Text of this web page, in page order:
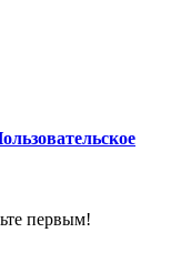
первым!